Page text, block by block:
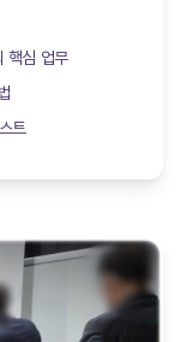
핵심 업무
트